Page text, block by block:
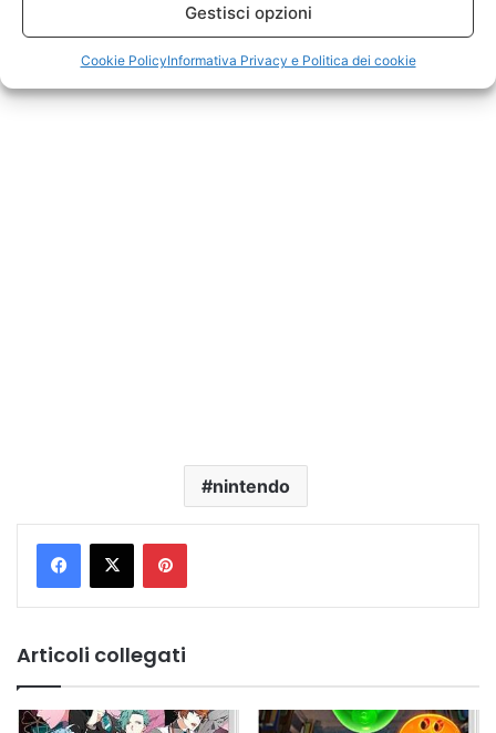
Gestisci opzioni
Cookie PolicyInformativa Privacy e Politica dei cookie
nintendo
Pinterest
Articoli collegati